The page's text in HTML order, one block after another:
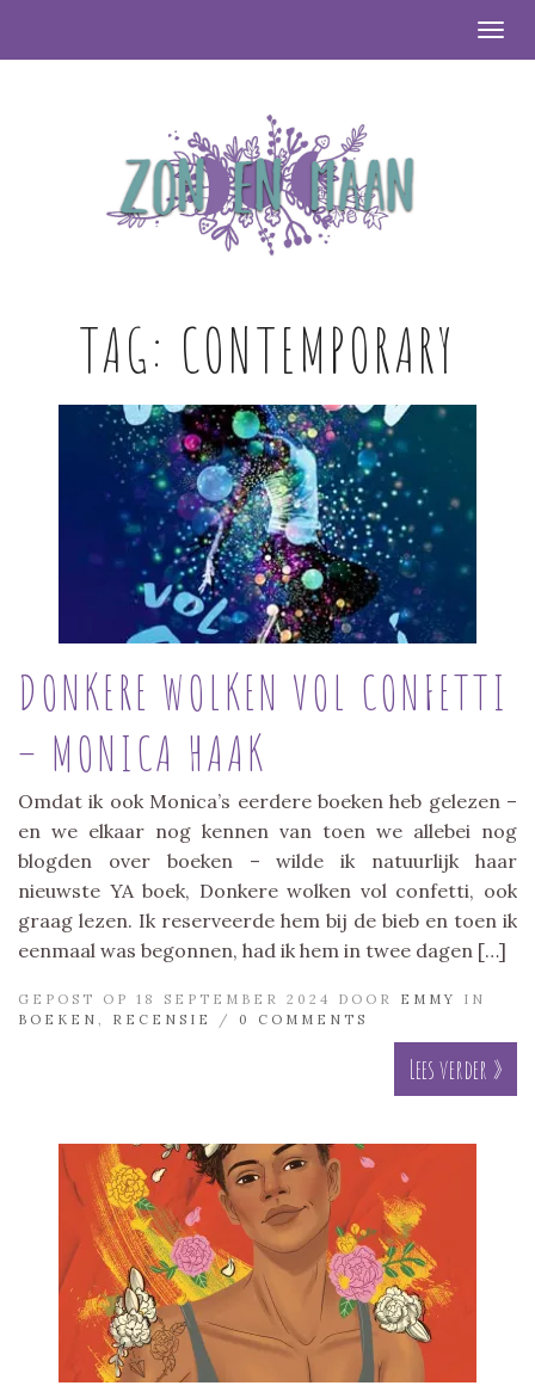
TAG: CONTEMPORARY
DONKERE WOLKEN VOL CONFETTI
– MONICA HAAK
Omdat ik ook Monica’s eerdere boeken heb gelezen –
en we elkaar nog kennen van toen we allebei nog
blogden over boeken – wilde ik natuurlijk haar
nieuwste YA boek, Donkere wolken vol confetti, ook
graag lezen. Ik reserveerde hem bij de bieb en toen ik
eenmaal was begonnen, had ik hem in twee dagen […]
GEPOST OP 18 SEPTEMBER 2024 DOOR EMMY
IN
BOEKEN
RECENSIE / 0 COMMENTS
Lees verder »